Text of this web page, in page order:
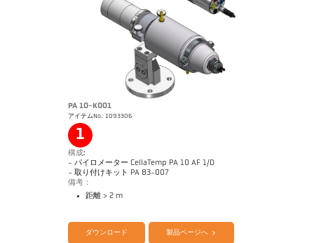
PA 10-K001
アイテムNo.: 1093306
1
構成:
- パイロメーター CellaTemp PA 10 AF 1/D
- 取り付けキット PA 83-007
備考：
距離 > 2 m
カタログ CellaTemp PA
ダウンロード 製品ページへ